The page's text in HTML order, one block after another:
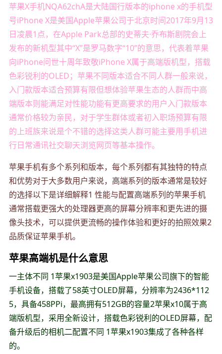
苹果X手机NQA62chA是大陆国行版本的iphone x的手机型
号iPhone X是美国Apple苹果公司于北京时间2017年9月13
日凌晨1点，在Apple Park总部的史蒂夫·乔布斯剧院会上
发布的新机型其中“X”是罗马数字“10”的意思，代表着苹果
向iPhone问世十周年致敬iPhone X属于高端版机型，搭载
色彩锐利的OLED；苹果不同版本适合不同人群一般来说，
入门款版本适合预算有限但想体验苹果生态的人群而中高
端版本则能满足对性能功能有更高要求的用户入门款版本
通常价格较为亲民，对于学生群体或者初入职场预算有限
的上班族来说是个不错的选择这类人群可能主要用手机进
行日常通讯社交聊天浏览网页等基本操作。
苹果手机有多个系列和版本，每个系列都有其独特的特点
和优势对于大多数用户来说，高端系列的版本通常是较好
的选择以下是详细解释1 性能与配置高端系列的苹果手机
通常搭载更强大的处理器更高的屏幕分辨率和更先进的摄
像头技术，可以提供更流畅的操作体验和更好的拍照效果2
品质保证苹果手机。
苹果高端机是什么意思
一主体不同 1苹果x1903是美国Apple苹果公司旗下的智能
手机设备，搭载了58英寸OLED屏幕，分辨率为2436*112
5，具备458PPi，最高拥有512GB的容量2苹果x10属于高
端版机型，采用全新设计，搭载色彩锐利的OLED屏幕，配
备升级后的相机二配置不同 1苹果x1903集成了各种各样
的。